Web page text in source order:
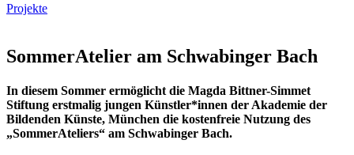
Projekte
SommerAtelier am Schwabinger Bach
In diesem Sommer ermöglicht die Magda Bittner-Simmet
Stiftung erstmalig jungen Künstler*innen der Akademie der
Bildenden Künste, München die kostenfreie Nutzung des
„SommerAteliers“ am Schwabinger Bach.